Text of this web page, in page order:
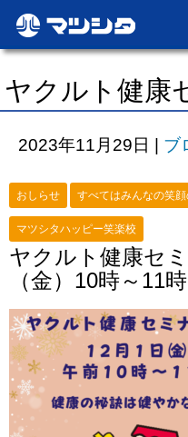
ヤクルト健康
2023年11月29日 | ブ
おしらせ すべてはみんなの笑
マツシタハッピー笑楽校
ヤクルト健康セ
（金）10時～11時